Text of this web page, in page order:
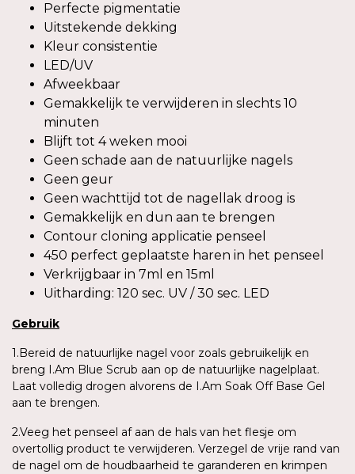
Perfecte pigmentatie
Uitstekende dekking
Kleur consistentie
LED/UV
Afweekbaar
Gemakkelijk te verwijderen in slechts 10
minuten
Blijft tot 4 weken mooi
Geen schade aan de natuurlijke nagels
Geen geur
Geen wachttijd tot de nagellak droog is
Gemakkelijk en dun aan te brengen
Contour cloning applicatie penseel
450 perfect geplaatste haren in het penseel
Verkrijgbaar in 7ml en 15ml
Uitharding: 120 sec. UV / 30 sec. LED
Gebruik
1.Bereid de natuurlijke nagel voor zoals gebruikelijk en
breng I.Am Blue Scrub aan op de natuurlijke nagelplaat.
Laat volledig drogen alvorens de I.Am Soak Off Base Gel
aan te brengen.
2.Veeg het penseel af aan de hals van het flesje om
overtollig product te verwijderen. Verzegel de vrije rand van
de nagel om de houdbaarheid te garanderen en krimpen